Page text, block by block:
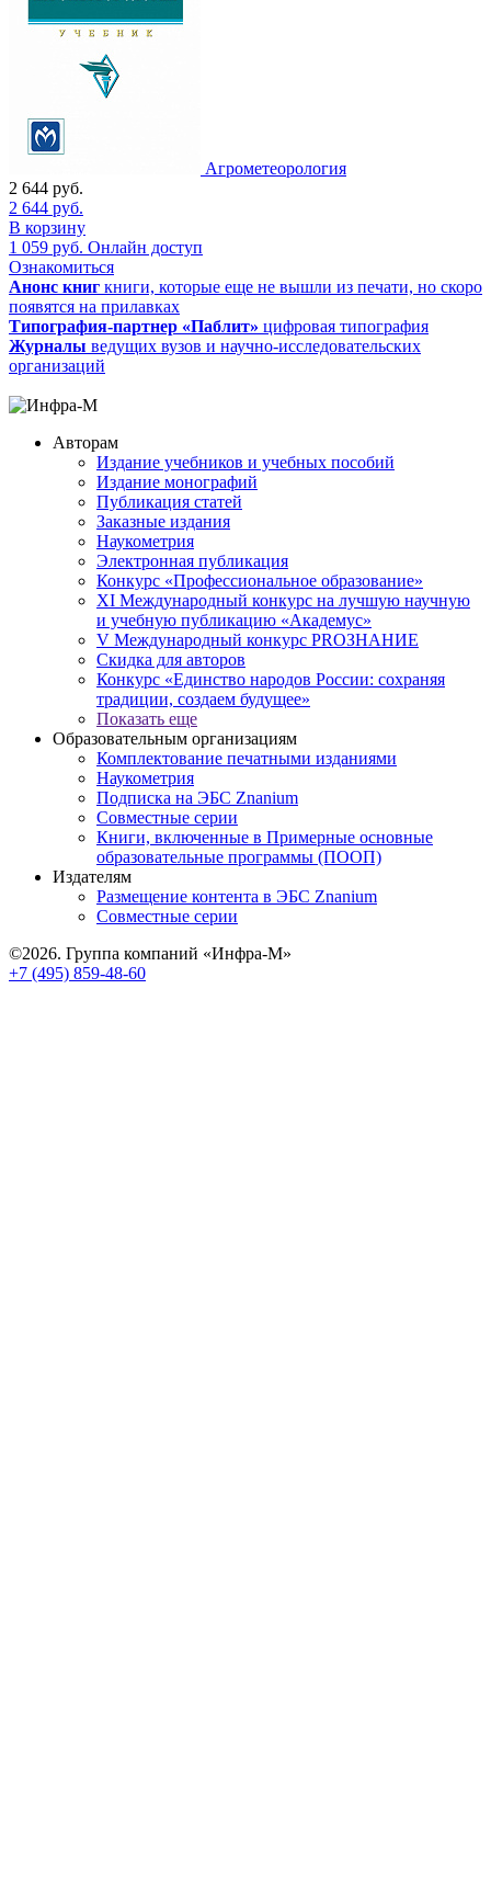
Агрометеорология
2 644 руб.
2 644 руб.
В корзину
1 059 руб. Онлайн доступ
Ознакомиться
Анонс книг книги, которые еще не вышли из печати, но скоро
появятся на прилавках
Типография-партнер «Паблит» цифровая типография
Журналы ведущих вузов и научно-исследовательских
организаций
Авторам
Издание учебников и учебных пособий
Издание монографий
Публикация статей
Заказные издания
Наукометрия
Электронная публикация
Конкурс «Профессиональное образование»
XI Международный конкурс на лучшую научную
и учебную публикацию «Академус»
V Международный конкурс PROЗНАНИЕ
Скидка для авторов
Конкурс «Единство народов России: сохраняя
традиции, создаем будущее»
Показать еще
Образовательным организациям
Комплектование печатными изданиями
Наукометрия
Подписка на ЭБС Znanium
Совместные серии
Книги, включенные в Примерные основные
образовательные программы (ПООП)
Издателям
Размещение контента в ЭБС Znanium
Совместные серии
©2026. Группа компаний «Инфра-М»
+7 (495) 859-48-60